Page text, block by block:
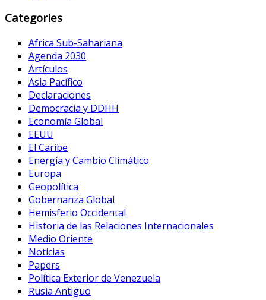
Categories
Africa Sub-Sahariana
Agenda 2030
Artículos
Asia Pacífico
Declaraciones
Democracia y DDHH
Economía Global
EEUU
El Caribe
Energía y Cambio Climático
Europa
Geopolítica
Gobernanza Global
Hemisferio Occidental
Historia de las Relaciones Internacionales
Medio Oriente
Noticias
Papers
Política Exterior de Venezuela
Rusia Antiguo